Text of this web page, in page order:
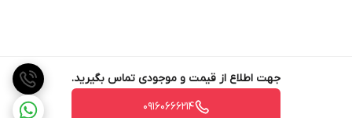
جهت اطلاع از قیمت و موجودی تماس بگیرید.
09160666214